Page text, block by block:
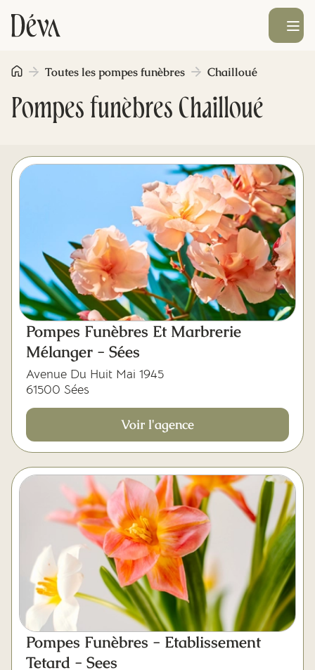
Obsèques
Prévoyance
Monument funéraire
Livraison de fleurs
Blog
Mes dernières volontés
Ouvrir le
Pompes funèbres Chailloué
Toutes les pompes funèbres Chailloué
Pompes Funèbres Et Marbrerie
Mélanger - Sées
Avenue Du Huit Mai 1945
61500 Sées
Voir l'agence
Pompes Funèbres - Etablissement
Tetard - Sees